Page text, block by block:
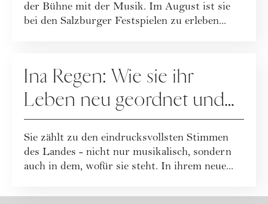
der Bühne mit der Musik. Im August ist sie
bei den Salzburger Festspielen zu erleben...
Ina Regen: Wie sie ihr
Leben neu geordnet und
zu sich selbst gefunden hat
Sie zählt zu den eindrucksvollsten Stimmen
des Landes - nicht nur musikalisch, sondern
auch in dem, wofür sie steht. In ihrem neue...